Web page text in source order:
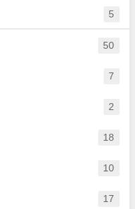
5
50
7
2
18
10
17